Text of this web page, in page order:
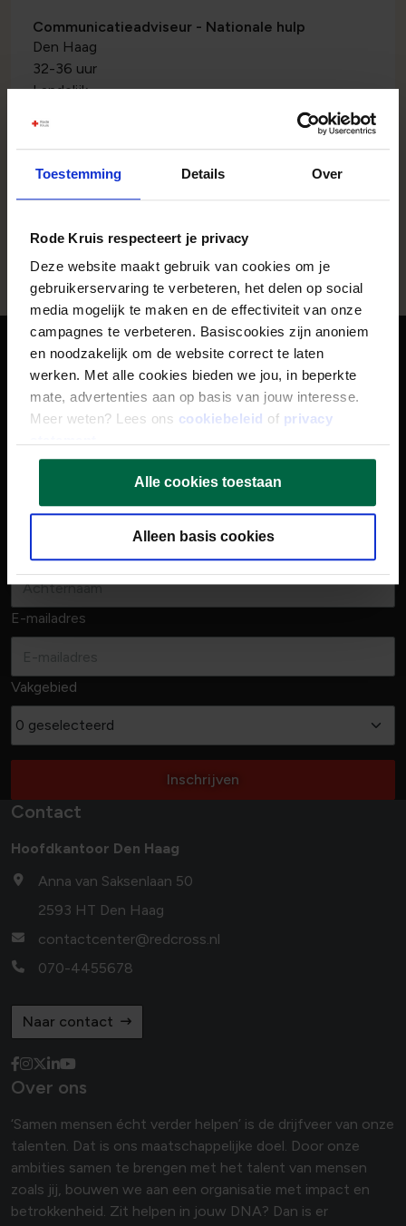
Toestemming Details Over
Rode Kruis respecteert je privacy
Deze website maakt gebruik van cookies om je
gebruikerservaring te verbeteren, het delen op social
media mogelijk te maken en de effectiviteit van onze
campagnes te verbeteren. Basiscookies zijn anoniem
en noodzakelijk om de website correct te laten
werken. Met alle cookies bieden we jou, in beperkte
mate, advertenties aan op basis van jouw interesse.
Meer weten? Lees ons cookiebeleid of privacy
Alle cookies toestaan
Alleen basis cookies
Communicatieadviseur - Nationale hulp
Den Haag
32-36 uur
Landelijk
Instructeur EHBO
32-40 uur
Landelijk
Bekijk vacature
Jouw ideale vacature niet kunnen
vinden?
Schrijf je in voor onze vacature alert en je bent als eerste
op de hoogte wanneer wij een nieuwe vacature in jouw
E-mailadres
Vakgebied
0 geselecteerd
Inschrijven
Contact
Hoofdkantoor Den Haag
Anna van Saksenlaan 50
2593 HT Den Haag
contactcenter@redcross.nl
070-4455678
Naar contact
Over ons
‘Samen mensen écht verder helpen’ is de drijfveer van onze
talenten. Dat is ons maatschappelijke doel. Door onze
ambities samen te brengen met het talent van mensen
zoals jij, bouwen we aan een organisatie met impact en
betrokkenheid. Zit helpen in jouw DNA? Dan is er